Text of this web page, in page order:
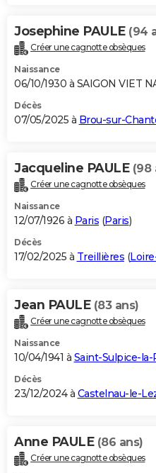
Josephine PAULE (94
Créer une cagnotte obsèques
Naissance
06/10/1930 à SAIGON VIET
Décès
07/05/2025 à Brou-sur-
Jacqueline PAULE (98
Créer une cagnotte obsèques
Naissance
12/07/1926 à Paris (Paris)
Décès
17/02/2025 à Treillières (
Jean PAULE (83 ans)
Créer une cagnotte obsèques
Naissance
10/04/1941 à Saint-Sulpice-
Décès
23/12/2024 à Castelnau-le-
Anne PAULE (86 ans)
Créer une cagnotte obsèques